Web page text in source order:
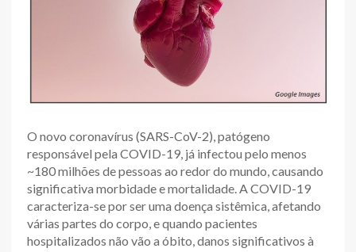
O novo coronavírus (SARS-CoV-2), patógeno
responsável pela COVID-19, já infectou pelo menos
~180 milhões de pessoas ao redor do mundo, causando
significativa morbidade e mortalidade. A COVID-19
caracteriza-se por ser uma doença sistêmica, afetando
várias partes do corpo, e quando pacientes
hospitalizados não vão a óbito, danos significativos à